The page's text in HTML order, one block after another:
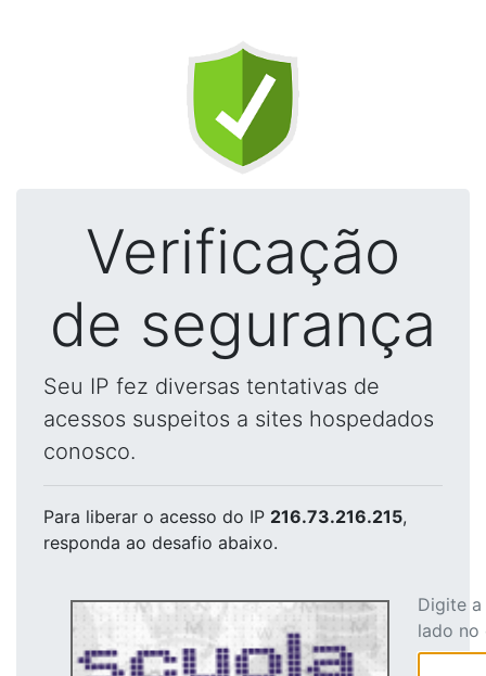
Verificação
de segurança
Seu IP fez diversas tentativas de
acessos suspeitos a sites hospedados
conosco.
Para liberar o acesso do IP 216.73.216.215,
responda ao desafio abaixo.
Digite
lado no